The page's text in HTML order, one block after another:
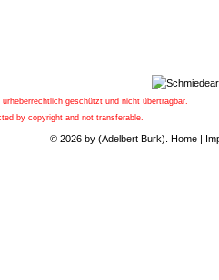
geschützt und nicht übertragbar.
by copyright and not transferable.
© 2026 by (Adelbert Burk). Home|